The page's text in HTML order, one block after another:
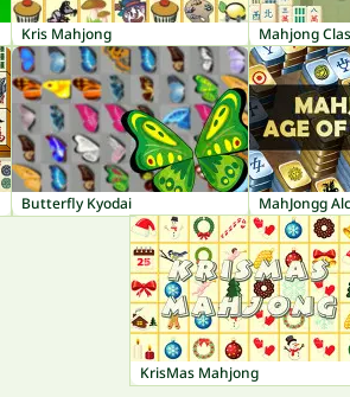
Kris Mahjong Mahjong
Butterfly Kyodai MahJongg
KrisMas Mahjong